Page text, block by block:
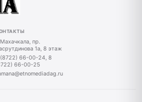
Махачкала, пр.
1а, 8 этаж
66-00-24, 8
66-00-25